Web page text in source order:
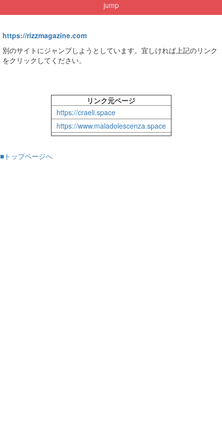
jump
https://rizzmagazine.com
別のサイトにジャンプしようとしています。宜しければ上記のリンク
をクリックしてください。
リンク元ページ
https://craeli.space
https://www.maladolescenza.space
■トップページへ